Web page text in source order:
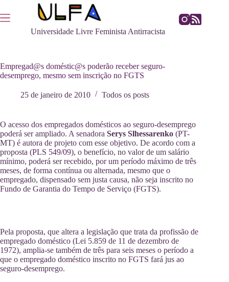
para
o
Universidade Livre Feminista Antirracista
Empregad@s doméstic@s poderão receber seguro-
desemprego, mesmo sem inscrição no FGTS
25 de janeiro de 2010 Todos os posts
O acesso dos empregados domésticos ao seguro-desemprego
poderá ser ampliado. A senadora Serys Slhessarenko (PT-
MT) é autora de projeto com esse objetivo. De acordo com a
proposta (PLS 549/09), o benefício, no valor de um salário
mínimo, poderá ser recebido, por um período máximo de três
meses, de forma contínua ou alternada, mesmo que o
empregado, dispensado sem justa causa, não seja inscrito no
Fundo de Garantia do Tempo de Serviço (FGTS).
Pela proposta, que altera a legislação que trata da profissão de
empregado doméstico (Lei 5.859 de 11 de dezembro de
1972), amplia-se também de três para seis meses o período a
que o empregado doméstico inscrito no FGTS fará jus ao
seguro-desemprego.